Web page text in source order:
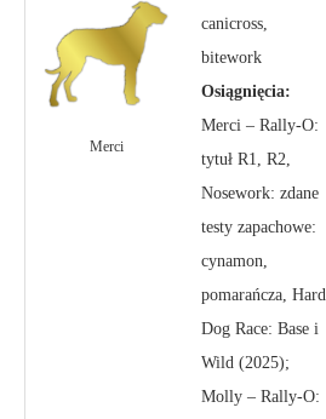
Merci
canicross,
bitework
Osiągnięcia:
Merci – Rally-O:
tytuł R1, R2,
Nosework: zdane
testy zapachowe:
cynamon,
pomarańcza, Hard
Dog Race: Base i
Wild (2025);
Molly – Rally-O: